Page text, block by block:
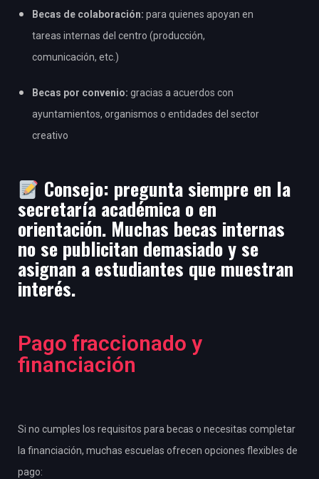
Becas de colaboración: para quienes apoyan en
tareas internas del centro (producción,
comunicación, etc.)
Becas por convenio: gracias a acuerdos con
ayuntamientos, organismos o entidades del sector
creativo
Consejo: pregunta siempre en la
secretaría académica o en
orientación. Muchas becas internas
no se publicitan demasiado y se
asignan a estudiantes que muestran
interés.
Pago fraccionado y
financiación
Si no cumples los requisitos para becas o necesitas completar
la financiación, muchas escuelas ofrecen opciones flexibles de
pago: